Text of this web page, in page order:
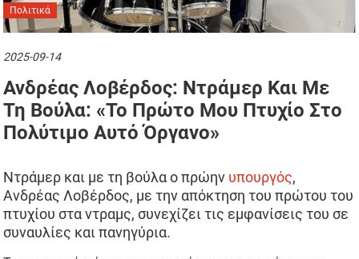
Πολιτικά
2025-09-14
Ανδρέας Λοβέρδος: Ντράμερ Και Με
Τη Βούλα: «Το Πρώτο Μου Πτυχίο Στο
Πολύτιμο Αυτό Όργανο»
Ντράμερ και με τη βούλα ο πρώην υπουργός,
Ανδρέας Λοβέρδος, με την απόκτηση του πρώτου του
πτυχίου στα ντραμς, συνεχίζει τις εμφανίσεις του σε
συναυλίες και πανηγύρια.